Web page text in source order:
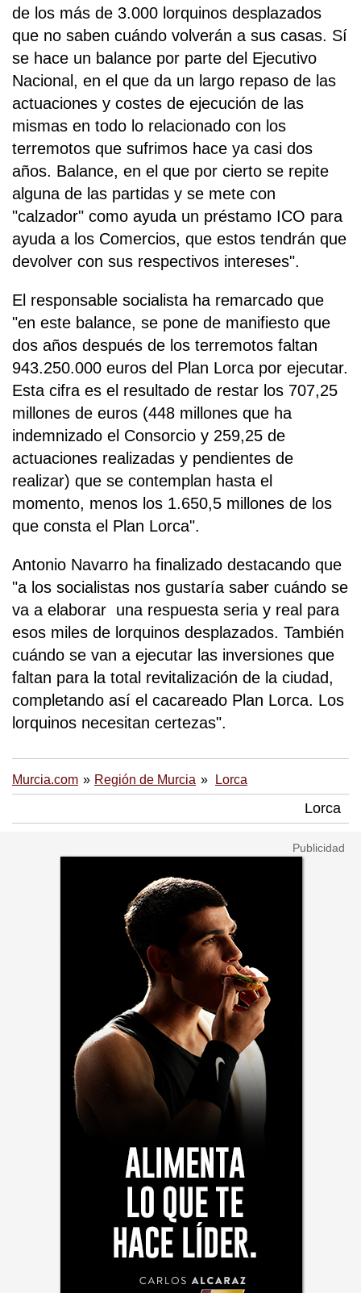
de los más de 3.000 lorquinos desplazados
que no saben cuándo volverán a sus casas. Sí
se hace un balance por parte del Ejecutivo
Nacional, en el que da un largo repaso de las
actuaciones y costes de ejecución de las
mismas en todo lo relacionado con los
terremotos que sufrimos hace ya casi dos
años. Balance, en el que por cierto se repite
alguna de las partidas y se mete con
"calzador" como ayuda un préstamo ICO para
ayuda a los Comercios, que estos tendrán que
devolver con sus respectivos intereses".
El responsable socialista ha remarcado que
"en este balance, se pone de manifiesto que
dos años después de los terremotos faltan
943.250.000 euros del Plan Lorca por ejecutar.
Esta cifra es el resultado de restar los 707,25
millones de euros (448 millones que ha
indemnizado el Consorcio y 259,25 de
actuaciones realizadas y pendientes de
realizar) que se contemplan hasta el
momento, menos los 1.650,5 millones de los
que consta el Plan Lorca".
Antonio Navarro ha finalizado destacando que
"a los socialistas nos gustaría saber cuándo se
va a elaborar una respuesta seria y real para
esos miles de lorquinos desplazados. También
cuándo se van a ejecutar las inversiones que
faltan para la total revitalización de la ciudad,
completando así el cacareado Plan Lorca. Los
lorquinos necesitan certezas".
Murcia.com Región de Murcia Lorca
Lorca